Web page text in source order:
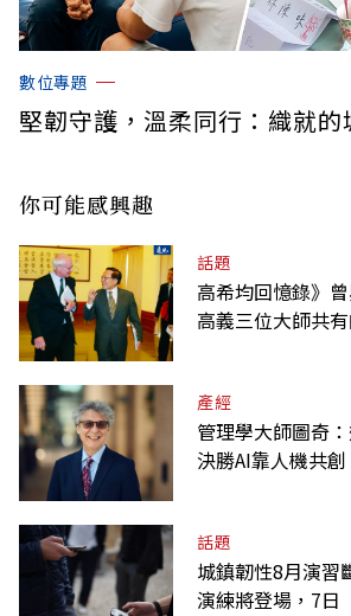
數位專題
堅韌守護，溫柔同行：織就的
你可能感興趣
話題
高希均回憶錄》
高義三位大師共
產經
管理學大師圖奇
決勝AI靠人機共創
話題
城鎮韌性8月演習
演練將登場，7日